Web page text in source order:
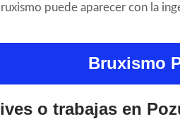
puede aparecer con la
Bruxismo
o trabajas en